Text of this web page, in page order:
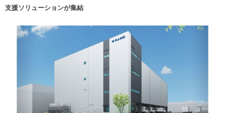
支援ソリューションが集結